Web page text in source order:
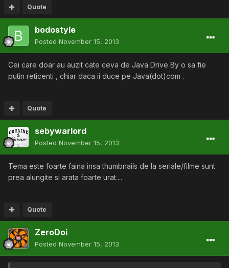
Quote
bodostyle
Posted November 15, 2013
Cei care doar au auzit cate ceva de Java Drive By o sa fie
putin reticenti , chiar daca ii duce pe Java(dot)com .
Quote
sebywarlord
Posted November 15, 2013
Tema este foarte faina insa thumbnails de la seriale/filme sunt
prea alungite si arata foarte urat....
Quote
ZeroDoi
Posted November 15, 2013